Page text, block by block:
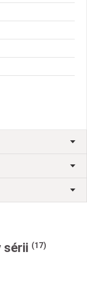
sérii (17)